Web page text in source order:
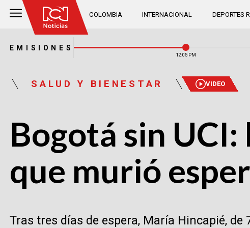
COLOMBIA INTERNACIONAL DEPORTES
EMISIONES
12:05 PM
SALUD Y BIENESTAR VIDEO
Bogotá sin
que murió
Tras tres días de espera, María Hincapié,